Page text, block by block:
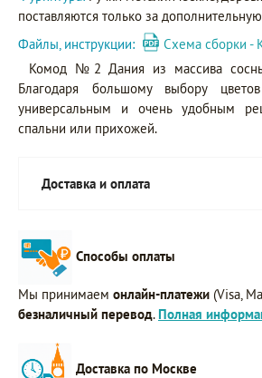
поставляются только за
Файлы, инструкции:
Схема сборки
Комод №2 Дания из массива
Благодаря большому выбору
универсальным и очень удобным
спальни или прихожей.
Доставка и оплата
Способы оплаты
Мы принимаем онлайн-платежи (Visa,
безналичный перевод. Полная
Доставка по Москве